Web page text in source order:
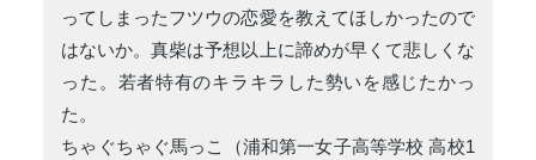
ってしまったフツウの恋愛を教えてほしかったので
はないか。真柴は予想以上に諦めが早くて悲しくな
った。若者特有のキラキラした勢いを感じたかっ
た。
ちゃぐちゃぐ馬っこ（浦和第一女子高等学校 高校1